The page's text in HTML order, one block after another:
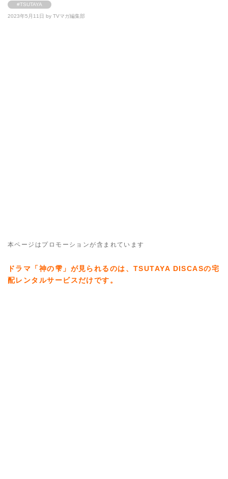
#TSUTAYA
2023年5月11日 by TVマガ編集部
本ページはプロモーションが含まれています
ドラマ「神の雫」が見られるのは、TSUTAYA DISCASの宅
配レンタルサービスだけです。